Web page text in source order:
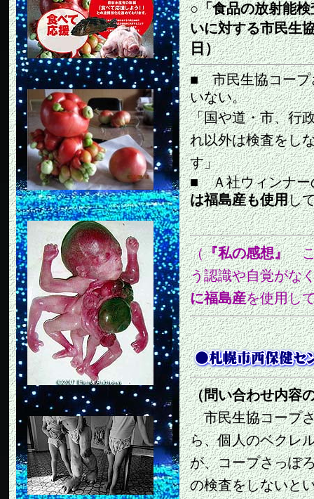
○「食品の放射能
いに対する市民生
日）
■ 市民生協コープ
いない。
「国や道・市、行
れ以外は検査をし
す」
■ Ａ社ウィンナー
は福島産も使用し
（『私の感想』こ
う認識や自覚がな
に福島産を使用し
（問い合わせ内
市民生協コープさ
ら、個人のベクレ
が、コープさっぽ
の検査をしないと